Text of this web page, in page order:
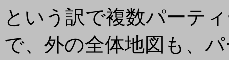
という訳で複数パーテ
で、外の全体地図も、